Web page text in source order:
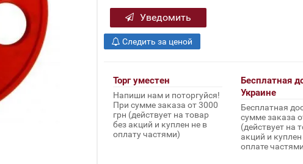
Уведомить
Следить за ценой
Торг уместен
Напиши нам и поторгуйся!
При сумме заказа от 3000
грн (действует на товар
без акций и куплен не в
оплату частями)
Бесплатная
Украине
Бесплатная
сумме заказа
(действует на
акций и
оплате